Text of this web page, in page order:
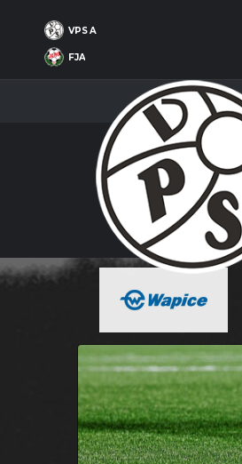
VPS A
FJA